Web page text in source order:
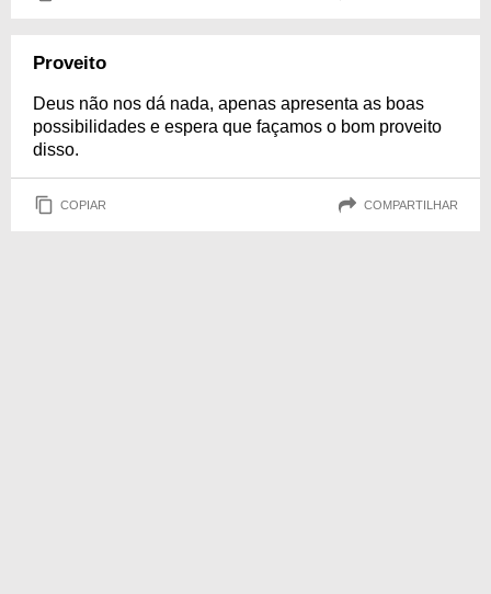
Proveito
Deus não nos dá nada, apenas apresenta as boas
possibilidades e espera que façamos o bom proveito
disso.
COPIAR COMPARTILHAR